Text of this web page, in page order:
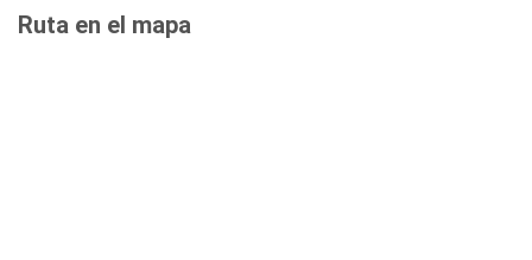
Ruta en el mapa